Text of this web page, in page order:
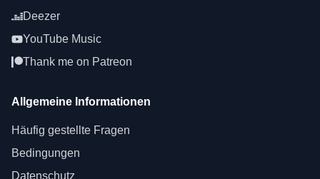
Deezer
YouTube Music
Thank me on Patreon
Allgemeine Informationen
Häufig gestellte Fragen
Bedingungen
Datenschutz